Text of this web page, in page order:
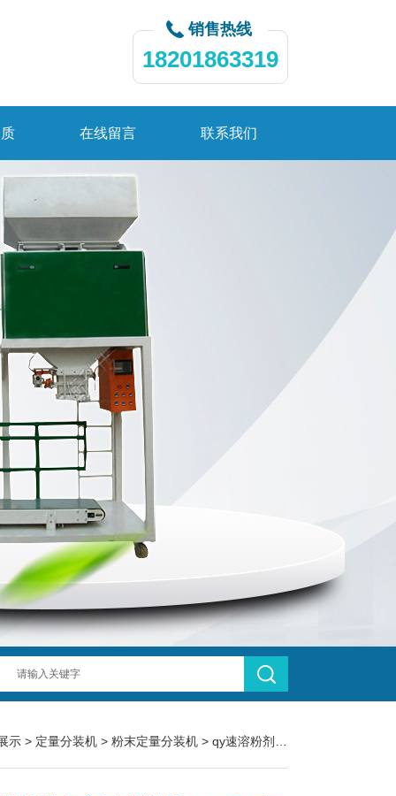
销售热线
18201863319
在线留言 联系我们
示 > 定量分装机 > 粉末定量分装机 > qy速溶粉剂粉末定量分装机100-500克